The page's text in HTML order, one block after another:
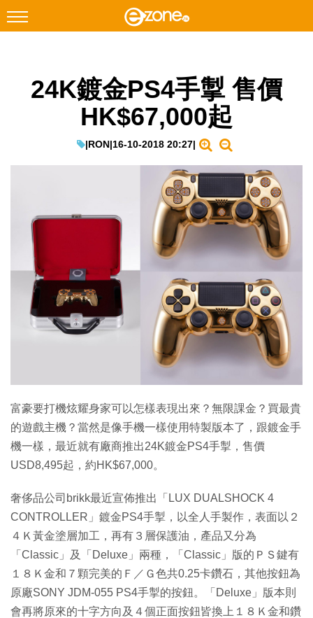
Facebook Instagram
遊戲動漫
EduTech
IT Times
生成式AI與雲端應用
Enterprise Digital Transformation
24K鍍金PS4手掣 售價
HK$67,000起
|RON|16-10-2018 20:27|
富豪要打機炫耀身家可以怎樣表現出來？無限課金？買最貴
的遊戲主機？當然是像手機一樣使用特製版本了，跟鍍金手
機一樣，最近就有廠商推出24K鍍金PS4手掣，售價
USD8,495起，約HK$67,000。
奢侈品公司brikk最近宣佈推出「LUX DUALSHOCK 4
CONTROLLER」鍍金PS4手掣，以全人手製作，表面以２
４Ｋ黃金塗層加工，再有３層保護油，產品又分為
「Classic」及「Deluxe」兩種，「Classic」版的ＰＳ鍵有
１８Ｋ金和７顆完美的Ｆ／Ｇ色共0.25卡鑽石，其他按鈕為
原廠SONY JDM-055 PS4手掣的按鈕。「Deluxe」版本則
會再將原來的十字方向及４個正面按鈕皆換上１８Ｋ金和鑽